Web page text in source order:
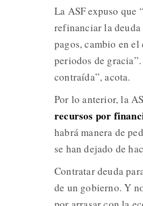
La ASF expuso que
refinanciar la
pagos, cambio en
periodos de
contraída”, acota.
Por lo anterior, la
recursos por
habrá manera de
se han dejado de
Contratar deuda
de un gobierno. Y